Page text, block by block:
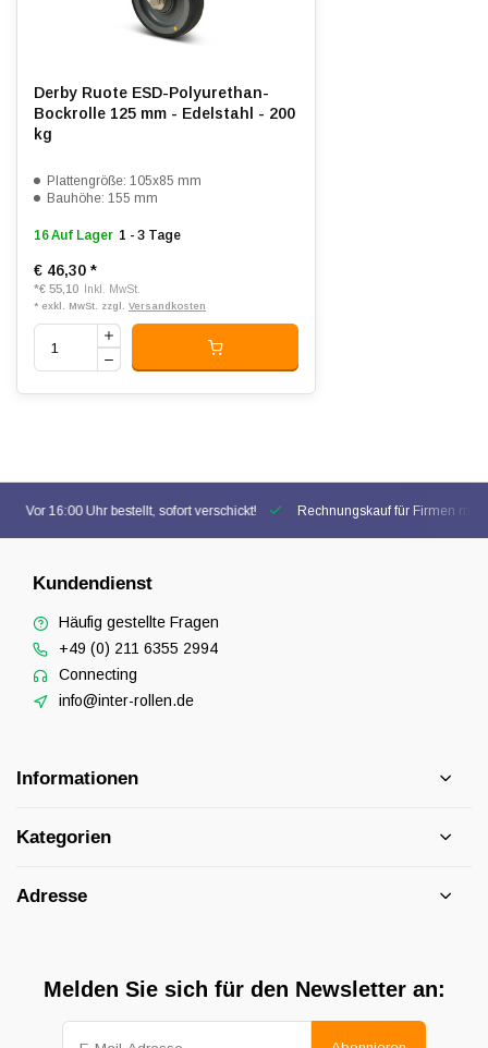
Derby Ruote ESD-Polyurethan-
Bockrolle 125 mm - Edelstahl - 200
kg
Plattengröße: 105x85 mm
Bauhöhe: 155 mm
16 Auf Lager 1 - 3 Tage
€ 46,30 *
*€ 55,10 Inkl. MwSt.
* exkl. MwSt. zzgl. Versandkosten
Vor 16:00 Uhr bestellt, sofort verschickt! Rechnungskauf für Firmen
Kundendienst
Häufig gestellte Fragen
+49 (0) 211 6355 2994
Connecting
info@inter-rollen.de
Informationen
Kategorien
Adresse
Melden Sie sich für den Newsletter an: